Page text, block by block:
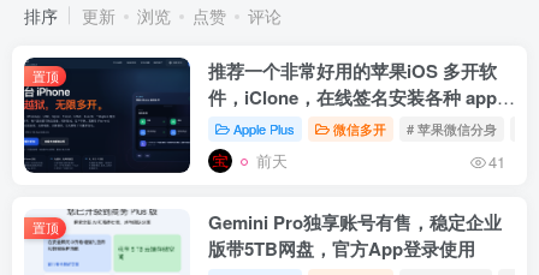
排序 更新 浏览 点赞 评论
置顶
推荐一个非常好用的苹果iOS 多开软
件，iClone，在线签名安装各种 app
多开Apple Plus 微信多开 # 苹果微信分身
前天 41
置顶
Gemini Pro独享账号有售，稳定企业
版带5TB网盘，官方App登录使用